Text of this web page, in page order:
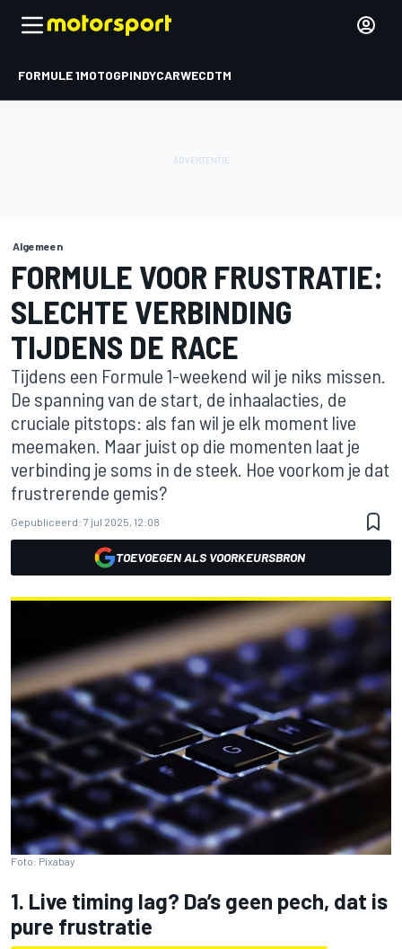
FORMULE 1MOTOGPINDYCARWECDTM
Algemeen
FORMULE VOOR FRUSTRATIE:
SLECHTE VERBINDING
TIJDENS DE RACE
Tijdens een Formule 1-weekend wil je niks missen.
De spanning van de start, de inhaalacties, de
cruciale pitstops: als fan wil je elk moment live
meemaken. Maar juist op die momenten laat je
verbinding je soms in de steek. Hoe voorkom je dat
frustrerende gemis?
Gepubliceerd: 7 jul 2025, 12:08
TOEVOEGEN ALS VOORKEURSBRON
Foto: Pixabay
1. Live timing lag? Da’s geen pech, dat is
pure frustratie